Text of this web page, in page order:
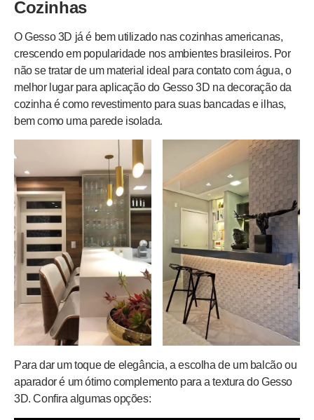
Cozinhas
O Gesso 3D já é bem utilizado nas cozinhas americanas,
crescendo em popularidade nos ambientes brasileiros. Por
não se tratar de um material ideal para contato com água, o
melhor lugar para aplicação do Gesso 3D na decoração da
cozinha é como revestimento para suas bancadas e ilhas,
bem como uma parede isolada.
Para dar um toque de elegância, a escolha de um balcão ou
aparador é um ótimo complemento para a textura do Gesso
3D. Confira algumas opções: